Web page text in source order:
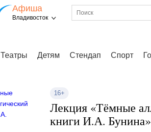
Афиша
Владивосток
Театры Детям Стендап Спорт
16+
Лекция «Тёмные
книги И.А.